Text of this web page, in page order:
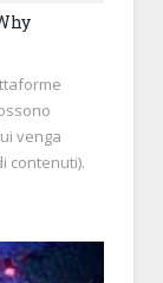
venga
contenuti).